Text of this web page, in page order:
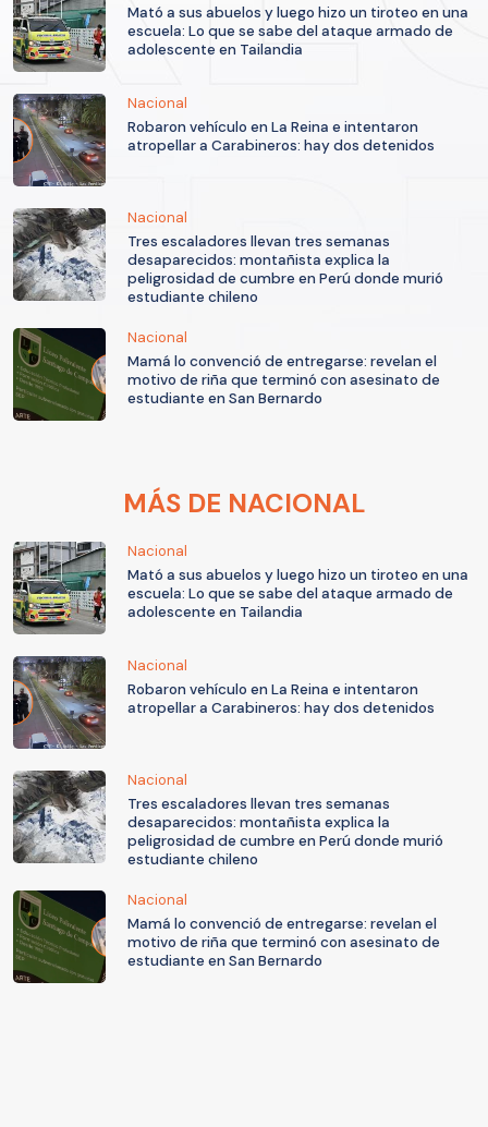
Mató a sus abuelos y luego hizo un tiroteo en una
escuela: Lo que se sabe del ataque armado de
adolescente en Tailandia
Nacional
Robaron vehículo en La Reina e intentaron
atropellar a Carabineros: hay dos detenidos
Nacional
Tres escaladores llevan tres semanas
desaparecidos: montañista explica la
peligrosidad de cumbre en Perú donde murió
estudiante chileno
Nacional
Mamá lo convenció de entregarse: revelan el
motivo de riña que terminó con asesinato de
estudiante en San Bernardo
MÁS DE NACIONAL
Nacional
Mató a sus abuelos y luego hizo un tiroteo en una
escuela: Lo que se sabe del ataque armado de
adolescente en Tailandia
Nacional
Robaron vehículo en La Reina e intentaron
atropellar a Carabineros: hay dos detenidos
Nacional
Tres escaladores llevan tres semanas
desaparecidos: montañista explica la
peligrosidad de cumbre en Perú donde murió
estudiante chileno
Nacional
Mamá lo convenció de entregarse: revelan el
motivo de riña que terminó con asesinato de
estudiante en San Bernardo